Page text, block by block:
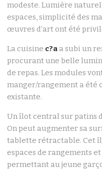
modeste. Lumière
espaces, simplicité des
œuvres d’art ont été
La cuisine c?a a subi un
procurant une belle
de repas. Les modules
manger/rangement a été
existante.
Un îlot central sur patins
On peut augmenter sa
tablette rétractable. Cet
espaces de rangements
permettant au jeune